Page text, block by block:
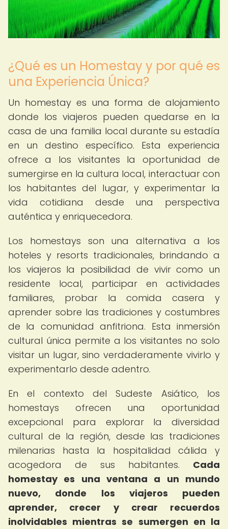
¿Qué es un Homestay y por qué es
una Experiencia Única?
Un homestay es una forma de alojamiento
donde los viajeros pueden quedarse en la
casa de una familia local durante su estadía
en un destino específico. Esta experiencia
ofrece a los visitantes la oportunidad de
sumergirse en la cultura local, interactuar con
los habitantes del lugar, y experimentar la
vida cotidiana desde una perspectiva
auténtica y enriquecedora.
Los homestays son una alternativa a los
hoteles y resorts tradicionales, brindando a
los viajeros la posibilidad de vivir como un
residente local, participar en actividades
familiares, probar la comida casera y
aprender sobre las tradiciones y costumbres
de la comunidad anfitriona. Esta inmersión
cultural única permite a los visitantes no solo
visitar un lugar, sino verdaderamente vivirlo y
experimentarlo desde adentro.
En el contexto del Sudeste Asiático, los
homestays ofrecen una oportunidad
excepcional para explorar la diversidad
cultural de la región, desde las tradiciones
milenarias hasta la hospitalidad cálida y
acogedora de sus habitantes. Cada
homestay es una ventana a un mundo
nuevo, donde los viajeros pueden
aprender, crecer y crear recuerdos
inolvidables mientras se sumergen en la